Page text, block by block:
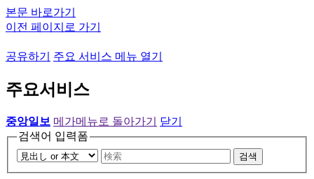
본문 바로가기
이전 페이지로 가기
공유하기 주요 서비스 메뉴 열기
주요서비스
중앙일보 메가메뉴로 돌아가기
닫기
검색어 입력폼
검색